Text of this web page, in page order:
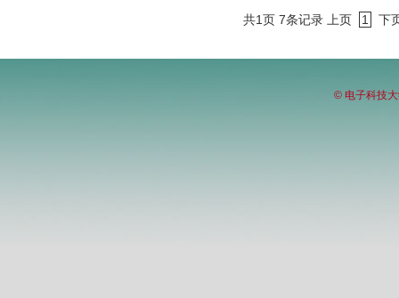
共1页 7条记录 上页 1 下
© 电子科技